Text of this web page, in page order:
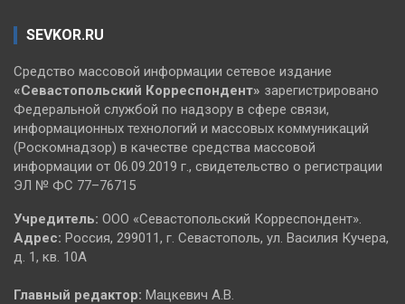
SEVKOR.RU
Средство массовой информации сетевое издание
«Севастопольский Корреспондент» зарегистрировано
Федеральной службой по надзору в сфере связи,
информационных технологий и массовых коммуникаций
(Роскомнадзор) в качестве средства массовой
информации от 06.09.2019 г., свидетельство о регистрации
ЭЛ № ФС 77–76715
Учредитель: ООО «Севастопольский Корреспондент».
Адрес: Россия, 299011, г. Севастополь, ул. Василия Кучера,
д. 1, кв. 10А
Главный редактор: Мацкевич А.В.